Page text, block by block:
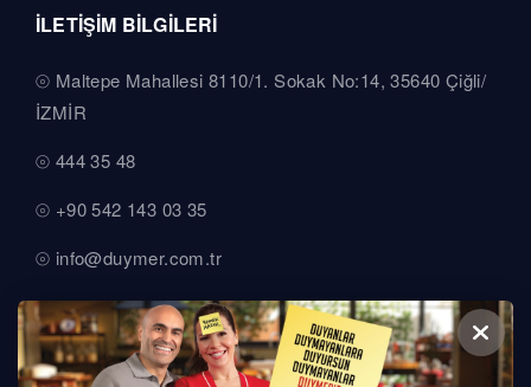
İLETİŞİM BİLGİLERİ
Maltepe Mahallesi 8110/1. Sokak No:14, 35640 Çiğli/
İZMİR
444 35 48
+90 542 143 03 35
info@duymer.com.tr